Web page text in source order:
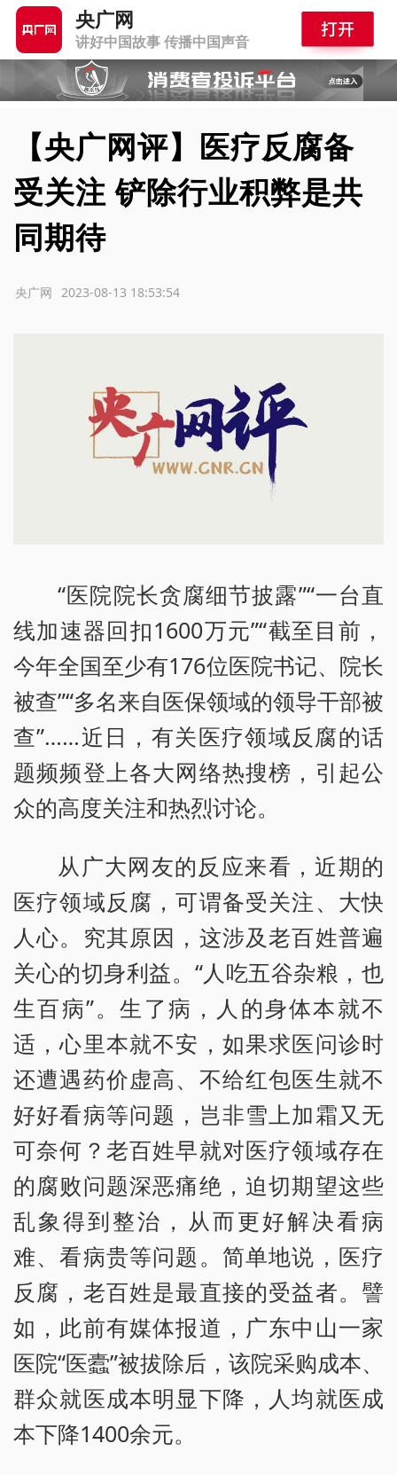
央广网
讲好中国故事 传播中国声音
【央广网评】医疗反腐备
受关注 铲除行业积弊是共
同期待
2023-08-13 18:53:54
央广网
“医院院长贪腐细节披露”“一台直
线加速器回扣1600万元”“截至目前，
今年全国至少有176位医院书记、院长
被查”“多名来自医保领域的领导干部被
查”……近日，有关医疗领域反腐的话
题频频登上各大网络热搜榜，引起公
众的高度关注和热烈讨论。
从广大网友的反应来看，近期的
医疗领域反腐，可谓备受关注、大快
人心。究其原因，这涉及老百姓普遍
关心的切身利益。“人吃五谷杂粮，也
生百病”。生了病，人的身体本就不
适，心里本就不安，如果求医问诊时
还遭遇药价虚高、不给红包医生就不
好好看病等问题，岂非雪上加霜又无
可奈何？老百姓早就对医疗领域存在
的腐败问题深恶痛绝，迫切期望这些
乱象得到整治，从而更好解决看病
难、看病贵等问题。简单地说，医疗
反腐，老百姓是最直接的受益者。譬
如，此前有媒体报道，广东中山一家
医院“医蠹”被拔除后，该院采购成本、
群众就医成本明显下降，人均就医成
本下降1400余元。